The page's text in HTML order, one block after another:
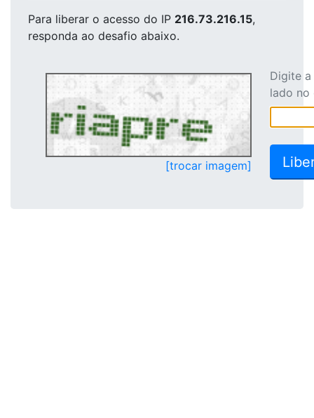
Para liberar o acesso do IP 216.73.216.15,
responda ao desafio abaixo.
[trocar imagem]
Digite
lado no